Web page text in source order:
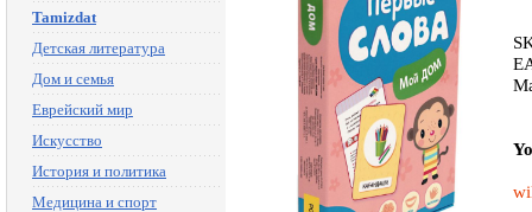
Tamizdat
Детская литература
Дом и семья
Еврейский мир
Искусство
История и политика
Медицина и спорт